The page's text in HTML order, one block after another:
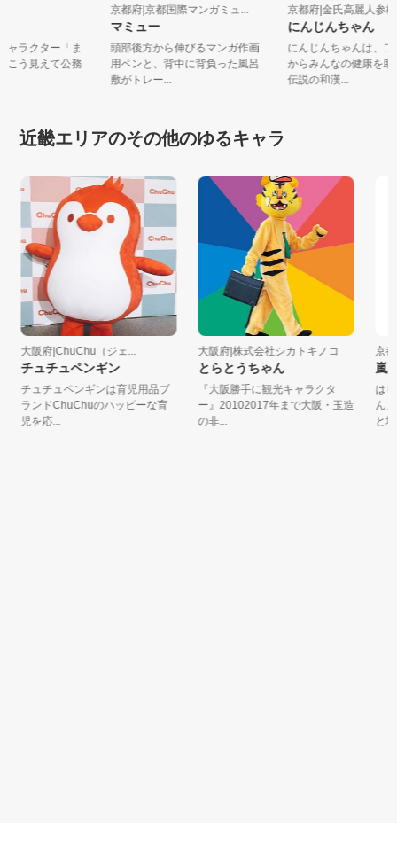
キャラクター「ま
。こう見えて公務
京都府|京都国際マンガミュ...
マミュー
頭部後方から伸びるマンガ作画
用ペンと、背中に背負った風呂
敷がトレー...
京都府|金氏高麗人
にんじんちゃん
にんじんちゃんは
からみんなの健康
伝説の和漢...
近畿エリアのその他のゆるキャラ
大阪府|ChuChu（ジェ...
チュチュペンギン
チュチュペンギンは育児用品ブ
ランドChuChuのハッピーな育
児を応...
大阪府|株式会社シカトキノコ
とらとうちゃん
『大阪勝手に観光キャラクタ
ー』20102017年まで大阪・玉造
の非...
京都
嵐花
はじ
ん」
と地